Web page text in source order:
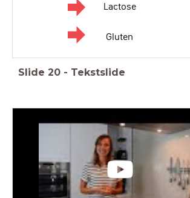
Lactose
Gluten
Slide 20 - Tekstslide